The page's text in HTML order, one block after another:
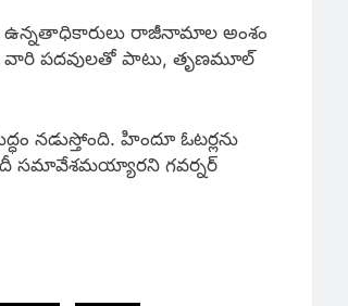
ఉన్నతాధికారులు రాజీనామాల అంశం
వారి పదవులతో పాటు, తృణమూల్
నడుస్తోంది. హిందూ ఓటర్లను
సమావేశమయ్యారని గవర్నర్